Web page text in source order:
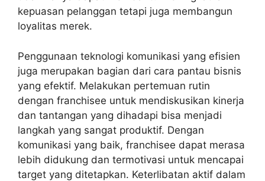
kepuasan pelanggan tetapi juga membangun
loyalitas merek.
Penggunaan teknologi komunikasi yang efisien
juga merupakan bagian dari cara pantau bisnis
yang efektif. Melakukan pertemuan rutin
dengan franchisee untuk mendiskusikan kinerja
dan tantangan yang dihadapi bisa menjadi
langkah yang sangat produktif. Dengan
komunikasi yang baik, franchisee dapat merasa
lebih didukung dan termotivasi untuk mencapai
target yang ditetapkan. Keterlibatan aktif dalam